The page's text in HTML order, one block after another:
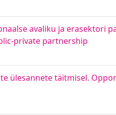
avaliku ja erasektori
private partnership
ülesannete täitmisel.